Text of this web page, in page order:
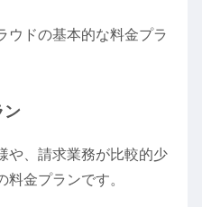
ウドの基本的な料金プラ
ン
や、請求業務が比較的少
金プランです。